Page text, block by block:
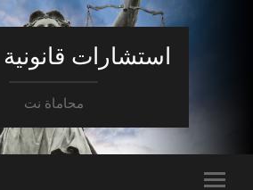
استشارات
محاماة نت